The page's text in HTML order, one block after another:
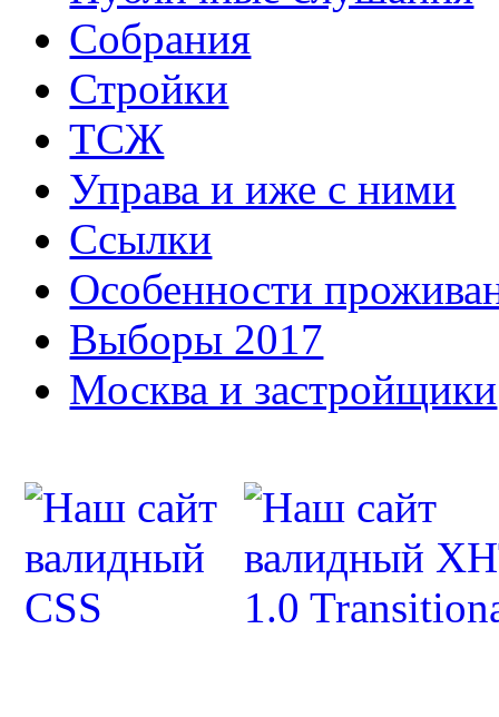
Собрания
Стройки
ТСЖ
Управа и иже с ними
Ссылки
Особенности
Выборы 2017
Москва и застройщики